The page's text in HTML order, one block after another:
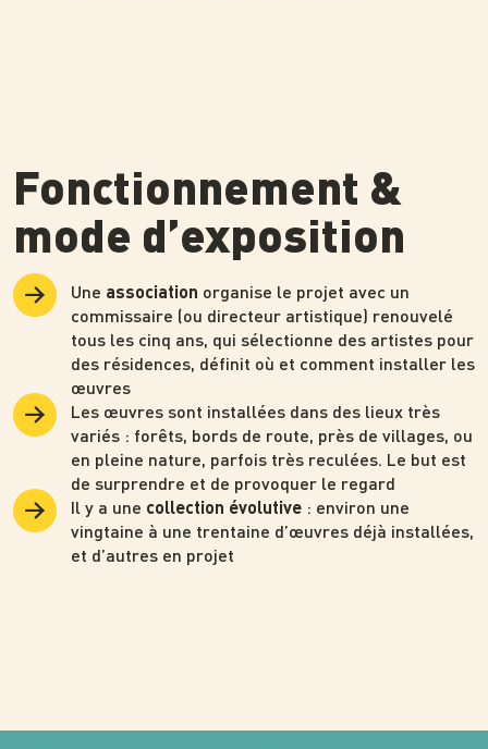
Fonctionnement &
mode d’exposition
Une association organise le projet avec un
commissaire (ou directeur artistique) renouvelé
tous les cinq ans, qui sélectionne des artistes pour
des résidences, définit où et comment installer les
œuvres
Les œuvres sont installées dans des lieux très
variés : forêts, bords de route, près de villages, ou
en pleine nature, parfois très reculées. Le but est
de surprendre et de provoquer le regard
Il y a une collection évolutive: environ une
vingtaine à une trentaine d’œuvres déjà installées,
et d’autres en projet